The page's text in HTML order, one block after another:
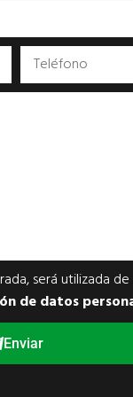
será utilizada
de datos
Enviar